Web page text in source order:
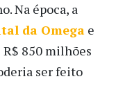
Na época, a
da Omega e
850 milhões
ser feito